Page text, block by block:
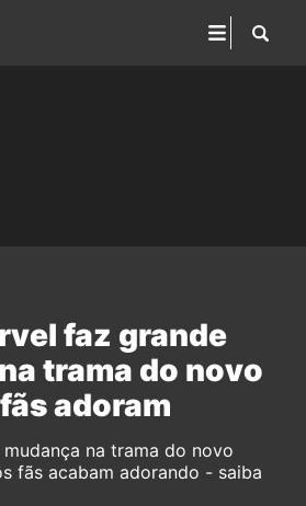
faz grande
trama do novo
adoram
na trama do novo
fãs acabam adorando - saiba